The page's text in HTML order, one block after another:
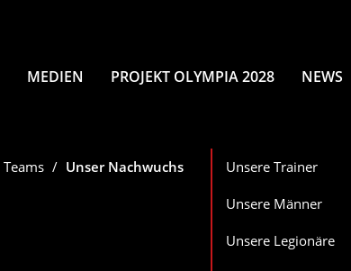
MEDIEN PROJEKT OLYMPIA 2028 NEWS
Teams Unser Nachwuchs Unsere Trainer
Unsere Männer
Unsere Legionäre